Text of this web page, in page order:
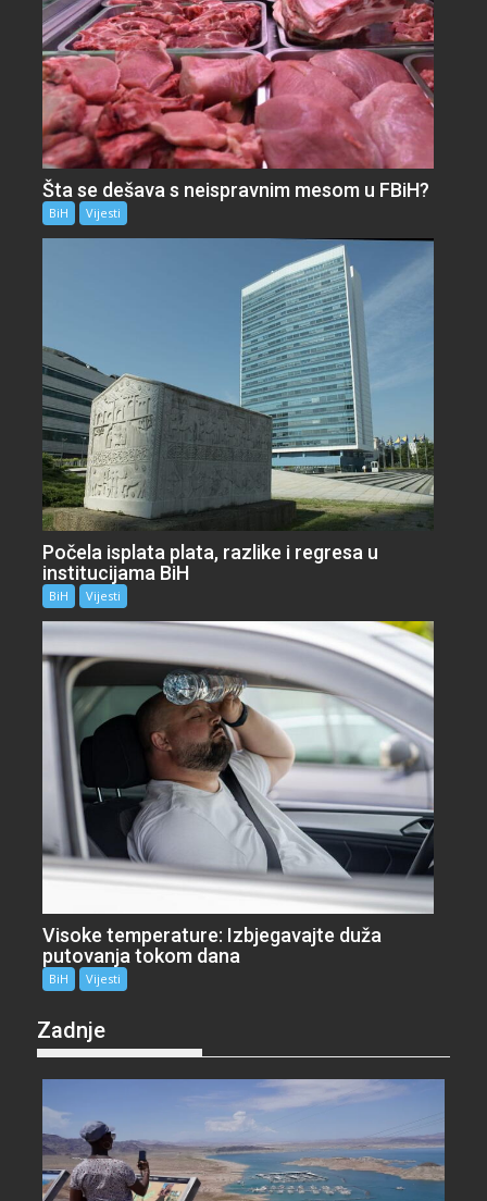
Šta se dešava s neispravnim mesom u FBiH?
BiH Vijesti
Počela isplata plata, razlike i regresa u
institucijama BiH
BiH Vijesti
Visoke temperature: Izbjegavajte duža
putovanja tokom dana
BiH Vijesti
Zadnje